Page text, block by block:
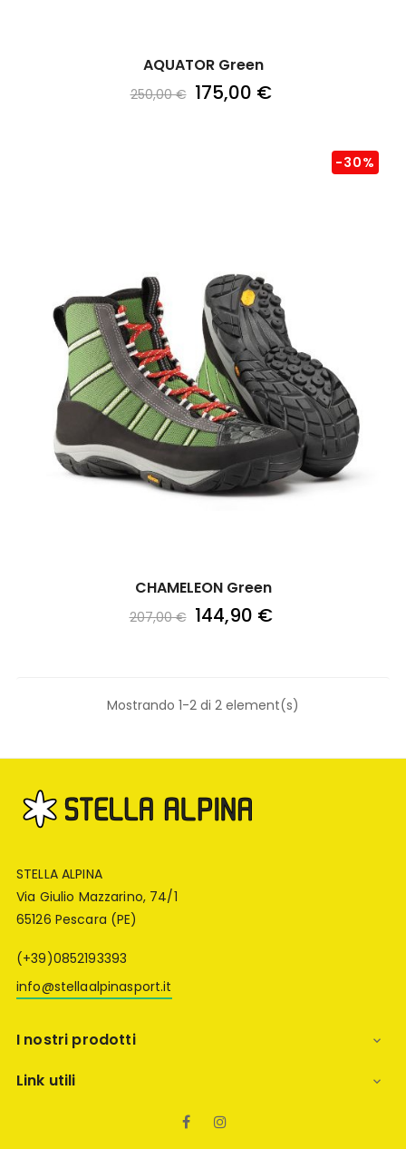
AQUATOR Green
250,00 € 175,00 €
CHAMELEON Green
207,00 €
-30%
144,90 €
Mostrando 1-2 di 2 element(s)
STELLA ALPINA
Via Giulio Mazzarino, 74/1
65126 Pescara (PE)
(+39)0852193393
info@stellaalpinasport.it
I nostri prodotti 
Link utili 
Facebook